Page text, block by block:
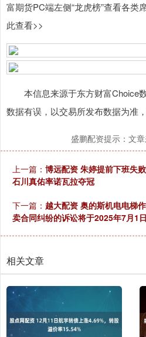
富期货PC端左侧“龙虎榜”查看各类
此查看>>
本信息来源于东方财富Choice
数据有误，以交易所发布数据为准
盛鹏配资提示：文
上一篇： 博远配资 朱婷提前下班失
石川真佑率诺瓦拉夺冠
下一篇： 越大配资 奥的斯机电电梯
卖合同纠纷的诉讼将于2025年7月1
相关文章